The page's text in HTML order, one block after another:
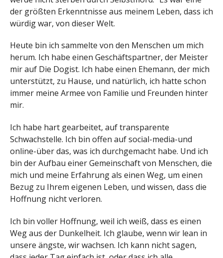
der größten Erkenntnisse aus meinem Leben, dass ich
würdig war, von dieser Welt.
Heute bin ich sammelte von den Menschen um mich
herum. Ich habe einen Geschäftspartner, der Meister
mir auf Die Dogist. Ich habe einen Ehemann, der mich
unterstützt, zu Hause, und natürlich, ich hatte schon
immer meine Armee von Familie und Freunden hinter
mir.
Ich habe hart gearbeitet, auf transparente
Schwachstelle. Ich bin offen auf social-media-und
online-über das, was ich durchgemacht habe. Und ich
bin der Aufbau einer Gemeinschaft von Menschen, die
mich und meine Erfahrung als einen Weg, um einen
Bezug zu Ihrem eigenen Leben, und wissen, dass die
Hoffnung nicht verloren.
Ich bin voller Hoffnung, weil ich weiß, dass es einen
Weg aus der Dunkelheit. Ich glaube, wenn wir lean in
unsere ängste, wir wachsen. Ich kann nicht sagen,